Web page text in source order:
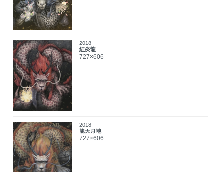
2018
紅炎龍
727×606
2018
龍天月地
727×606